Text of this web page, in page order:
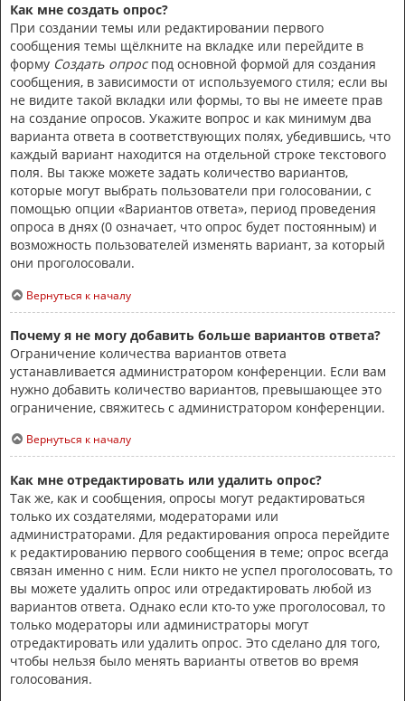
Как мне создать опрос?
При создании темы или редактировании первого
сообщения темы щёлкните на вкладке или перейдите в
форму Создать опроспод основной формой для создания
сообщения, в зависимости от используемого стиля; если вы
не видите такой вкладки или формы, то вы не имеете прав
на создание опросов. Укажите вопрос и как минимум два
варианта ответа в соответствующих полях, убедившись, что
каждый вариант находится на отдельной строке текстового
поля. Вы также можете задать количество вариантов,
которые могут выбрать пользователи при голосовании, с
помощью опции «Вариантов ответа», период проведения
опроса в днях (0 означает, что опрос будет постоянным) и
возможность пользователей изменять вариант, за который
они проголосовали.
Вернуться к началу
Почему я не могу добавить больше вариантов ответа?
Ограничение количества вариантов ответа
устанавливается администратором конференции. Если вам
нужно добавить количество вариантов, превышающее это
ограничение, свяжитесь с администратором конференции.
Вернуться к началу
Как мне отредактировать или удалить опрос?
Так же, как и сообщения, опросы могут редактироваться
только их создателями, модераторами или
администраторами. Для редактирования опроса перейдите
к редактированию первого сообщения в теме; опрос всегда
связан именно с ним. Если никто не успел проголосовать, то
вы можете удалить опрос или отредактировать любой из
вариантов ответа. Однако если кто-то уже проголосовал, то
только модераторы или администраторы могут
отредактировать или удалить опрос. Это сделано для того,
чтобы нельзя было менять варианты ответов во время
голосования.